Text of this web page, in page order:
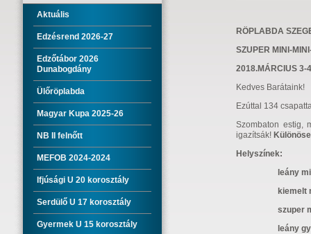
Aktuális
Edzésrend 2026-27
Edzőtábor 2026
Dunabogdány
Ülőröplabda
Magyar Kupa 2025-26
NB II felnőtt
MEFOB 2024-2024
Ifjúsági U 20 korosztály
Serdülő U 17 korosztály
Gyermek U 15 korosztály
RÖPLABDA
SZUPER MINI-
2018.MÁRCIUS 3-
Kedves Barátaink!
Ezúttal 134
Szombaton estig,
igazítsák!
Helyszínek:
leány mini
kiemelt
szuper mini
leány